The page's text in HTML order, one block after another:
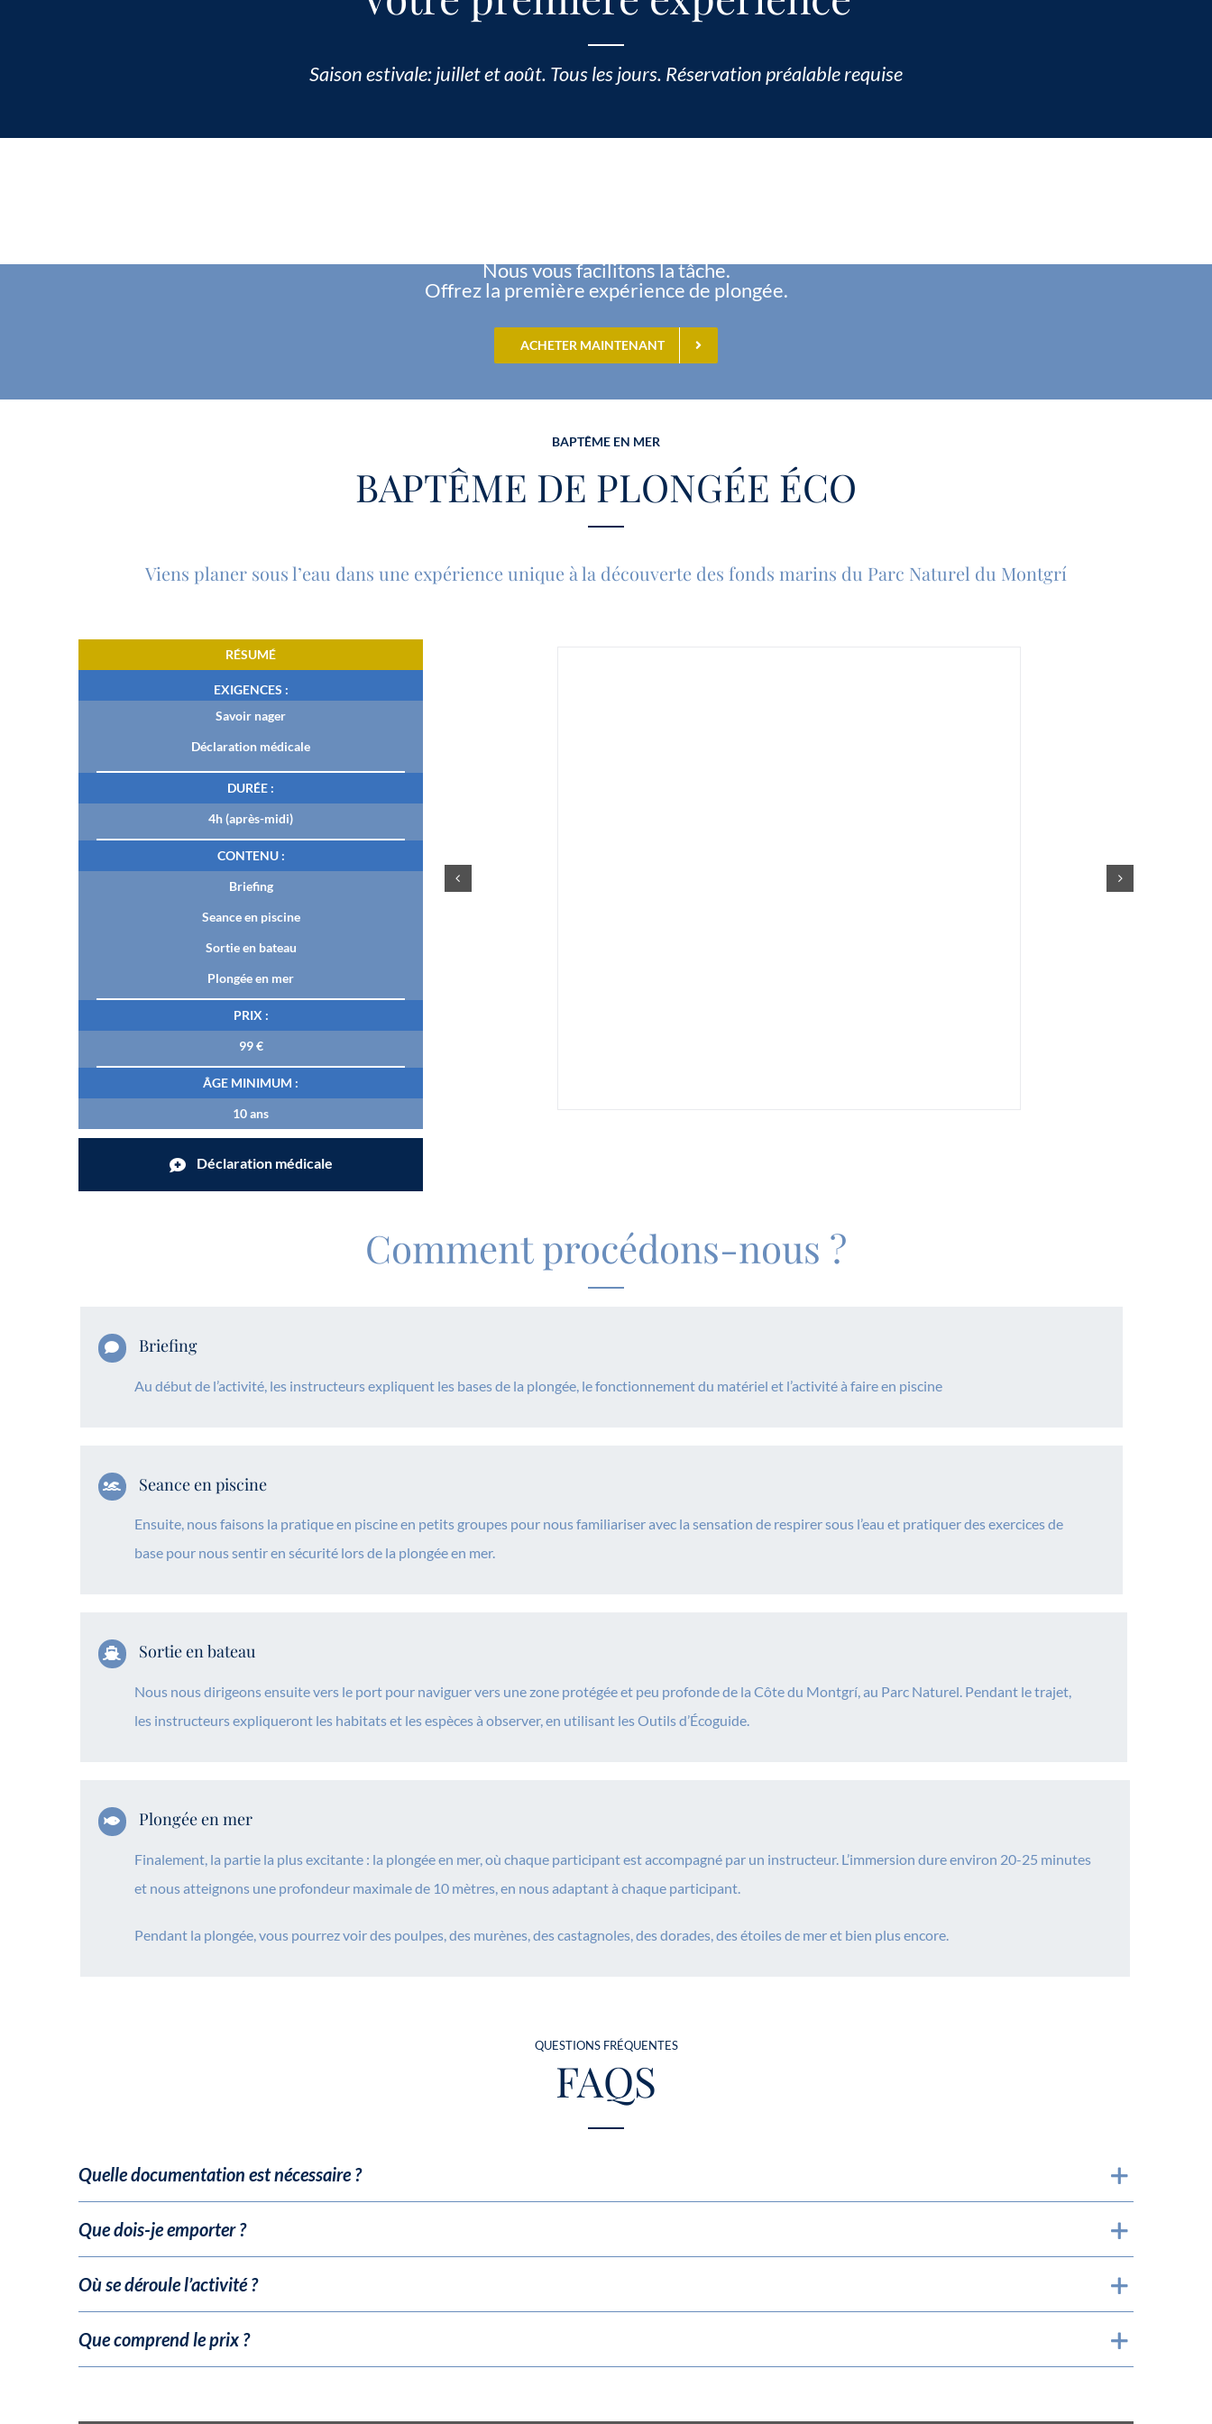
Saison estivale: juillet et août. Tous les jours. Réservation préalable requise
Nous vous facilitons la tâche.
Offrez la première expérience de plongée.
ACHETER MAINTENANT
BAPTÊME EN MER
BAPTÊME DE PLONGÉE ÉCO
Viens planer sous l’eau dans une expérience unique à la découverte des fonds marins du Parc Naturel du Montgrí
RÉSUMÉ
EXIGENCES :
Savoir nager
Déclaration médicale
DURÉE :
4h (après-midi)
CONTENU :
Briefing
Seance en piscine
Sortie en bateau
Plongée en mer
PRIX :
99 €
ÂGE MINIMUM :
10 ans
Déclaration médicale
Comment procédons-nous ?
Briefing
Au début de l’activité, les instructeurs expliquent les bases de la plongée, le fonctionnement du matériel et l’activité à faire en piscine
Seance en piscine
Ensuite, nous faisons la pratique en piscine en petits groupes pour nous familiariser avec la sensation de respirer sous l’eau et pratiquer des exercices de
base pour nous sentir en sécurité lors de la plongée en mer.
Sortie en bateau
Nous nous dirigeons ensuite vers le port pour naviguer vers une zone protégée et peu profonde de la Côte du Montgrí, au Parc Naturel. Pendant le trajet,
les instructeurs expliqueront les habitats et les espèces à observer, en utilisant les Outils d’Écoguide.
Plongée en mer
Finalement, la partie la plus excitante : la plongée en mer, où chaque participant est accompagné par un instructeur. L’immersion dure environ 20-25 minutes
et nous atteignons une profondeur maximale de 10 mètres, en nous adaptant à chaque participant.
Pendant la plongée, vous pourrez voir des poulpes, des murènes, des castagnoles, des dorades, des étoiles de mer et bien plus encore.
QUESTIONS FRÉQUENTES
FAQS
Quelle documentation est nécessaire ?
Que dois-je emporter ?
Où se déroule l’activité ?
Que comprend le prix ?